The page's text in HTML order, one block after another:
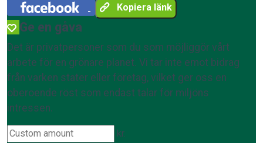
Kopiera länk
Ge en gåva
Det är privatpersoner som du som möjliggör vårt
arbete för en grönare planet. Vi tar inte emot bidrag
från varken stater eller företag, vilket ger oss en
oberoende röst som endast talar för miljöns
intressen.
kr.